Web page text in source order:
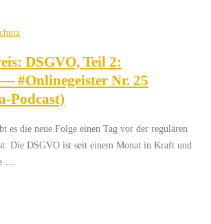
DSGVO, Teil 2:
#Onlinegeister Nr. 25
Podcast)
es die neue Folge einen Tag vor der regulären
Die DSGVO ist seit einem Monat in Kraft und
…